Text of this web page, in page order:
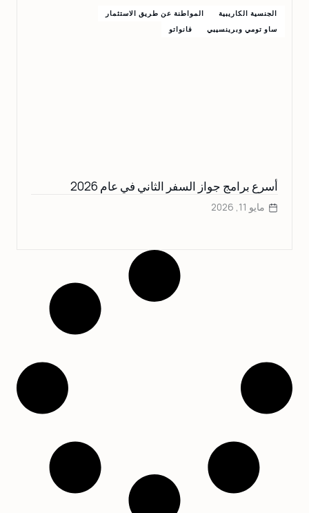
الجنسية الكاريبية
المواطنة عن طريق الاستثمار
ساو تومي وبرينسيبي
فانواتو
أسرع برامج جواز السفر الثاني في عام 2026
مايو 11, 2026